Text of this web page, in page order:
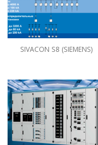
SIVACON S8 (SIEMENS)